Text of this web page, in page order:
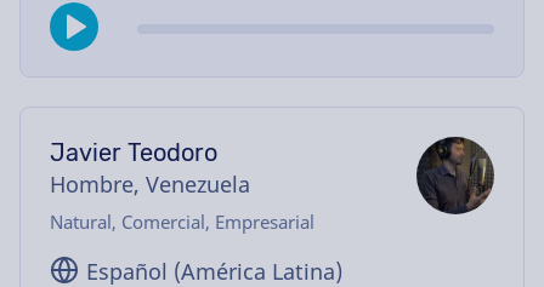
Javier Teodoro
Hombre, Venezuela
Natural, Comercial, Empresarial
Español (América Latina)